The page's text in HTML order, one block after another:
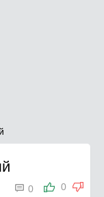
0
 0